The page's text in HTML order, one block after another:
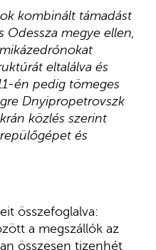
kombinált támadást
Odessza megye ellen,
eltalálva és
én pedig tömeges
Dnyipropetrovszk
közlés szerint
és
összefoglalva:
a megszállók az
összesen tizenhét